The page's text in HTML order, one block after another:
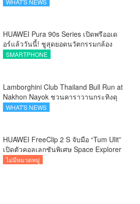
WHAT'S NEWS
HUAWEI Pura 90s Series เปิดพรีออเด
อร์แล้ววันนี้! ชูสุดยอดนวัตกรรมกล้อง
พร้อม AI อัจฉริยะและ 5G Advanced
SMARTPHONE
Lamborghini Club Thailand Bull Run at
Nakhon Nayok ชวนคาราวานกระทิงดุ
สัมผัสธรรมชาติเมืองรอง ณ นครนายก
WHAT'S NEWS
HUAWEI FreeClip 2 S จับมือ “Tum Ulit”
เปิดตัวคอลเลกชันพิเศษ Space Explorer
ถ่ายทอดศิลปะบนเคสหูฟัง
ไม่มีหมวดหมู่